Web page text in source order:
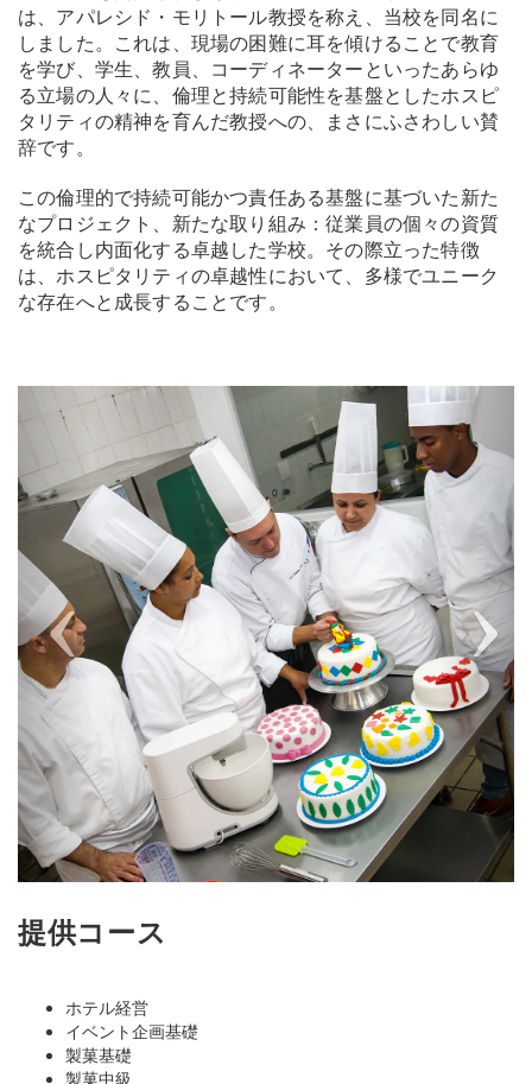
は、アパレシド・モリトール教授を称え、当校を同名に
しました。これは、現場の困難に耳を傾けることで教育
を学び、学生、教員、コーディネーターといったあらゆ
る立場の人々に、倫理と持続可能性を基盤としたホスピ
タリティの精神を育んだ教授への、まさにふさわしい賛
辞です。
この倫理的で持続可能かつ責任ある基盤に基づいた新た
なプロジェクト、新たな取り組み：従業員の個々の資質
を統合し内面化する卓越した学校。その際立った特徴
は、ホスピタリティの卓越性において、多様でユニーク
な存在へと成長することです。
Previous Next
提供コース
ホテル経営
イベント企画基礎
製菓基礎
製菓中級